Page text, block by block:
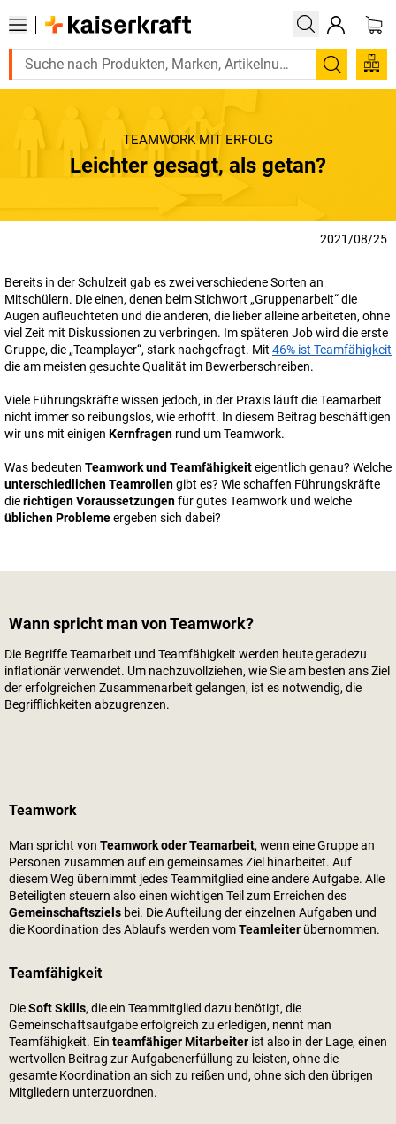
Suchen
TEAMWORK MIT ERFOLG
Leichter gesagt, als getan?
2021/08/25
Bereits in der Schulzeit gab es zwei verschiedene Sorten an
Mitschülern. Die einen, denen beim Stichwort „Gruppenarbeit“ die
Augen aufleuchteten und die anderen, die lieber alleine arbeiteten, ohne
viel Zeit mit Diskussionen zu verbringen. Im späteren Job wird die erste
Gruppe, die „Teamplayer“, stark nachgefragt. Mit 46% ist Teamfähigkeit
die am meisten gesuchte Qualität im Bewerberschreiben.
Viele Führungskräfte wissen jedoch, in der Praxis läuft die Teamarbeit
nicht immer so reibungslos, wie erhofft. In diesem Beitrag beschäftigen
wir uns mit einigen Kernfragen rund um Teamwork.
Was bedeuten Teamwork und Teamfähigkeiteigentlich genau? Welche
unterschiedlichen Teamrollengibt es? Wie schaffen Führungskräfte
dierichtigen Voraussetzungenfür gutes Teamwork und welche
üblichen Problemeergeben sich dabei?
Wann spricht man von Teamwork?
Die Begriffe Teamarbeit und Teamfähigkeit werden heute geradezu
inflationär verwendet. Um nachzuvollziehen, wie Sie am besten ans Ziel
der erfolgreichen Zusammenarbeit gelangen, ist es notwendig, die
Begrifflichkeiten abzugrenzen.
Teamwork
Man spricht von Teamwork oder Teamarbeit, wenn eine Gruppe an
Personen zusammen auf ein gemeinsames Ziel hinarbeitet. Auf
diesem Weg übernimmt jedes Teammitglied eine andere Aufgabe. Alle
Beteiligten steuern also einen wichtigen Teil zum Erreichen des
Gemeinschaftsziels bei. Die Aufteilung der einzelnen Aufgaben und
die Koordination des Ablaufs werden vomTeamleiter übernommen.
Teamfähigkeit
DieSoft Skills, die ein Teammitglied dazu benötigt, die
Gemeinschaftsaufgabe erfolgreich zu erledigen, nennt man
Teamfähigkeit. Ein teamfähiger Mitarbeiter ist also in der Lage, einen
wertvollen Beitrag zur Aufgabenerfüllung zu leisten, ohne die
gesamte Koordination an sich zu reißen und, ohne sich den übrigen
Mitgliedern unterzuordnen.